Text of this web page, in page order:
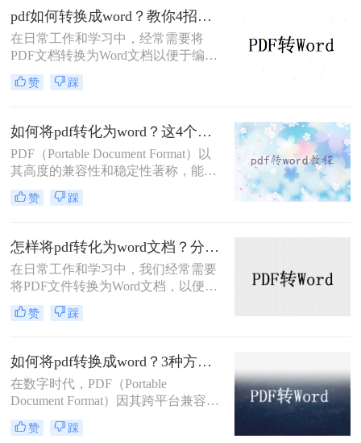
其他用户协作。那么pdf如何转换成
word呢？本文将介绍三种将PDF转换
为Word文档的方法。
pdf如何转换成word？教你4招轻松搞定！
在日常工作和学习中，经常需要将
PDF文档转换为Word文档以便于编辑
和修改。那么pdf如何转换成word呢？
下面将详细介绍几种常用的PDF转
任务。
赞 踩
如何将pdf转化为word？这4个方法让你快速操作!！
PDF（Portable Document Format）以
其高度的兼容性和稳定性著称，能够
确保文档在各种设备和平台上的显示
效果一致。然而，PDF的固定布局也
Word文档具有强大的编辑性和灵活
性，可以轻松实现对文档内容的修
改、排版和格式调整。因此，将PDF
转化为Word文档成为了许多用户的常
见需求。那么如何将pdf转化为word
呢？以下将详细介绍几种将PDF转化
赞 踩
怎样将pdf转化为word文档？分享三种实用方法！
在日常工作和学习中，我们经常需要
将PDF文件转换为Word文档，以便进
行编辑、修改或格式化。PDF文件因
其格式稳定、兼容性强而广受欢迎，
的是，有多种方法可以实现PDF到
Word的转换。那么怎样将pdf转化为
word文档呢？以下是三种常用的转换
方法，供您参考。
赞 踩
如何将pdf转换成word？3种方法帮你轻松转换！
在数字时代，PDF（Portable
Document Format）因其跨平台兼容性
和文档保真度而被广泛使用。然而，
当需要编辑PDF文件中的内容时，将
赞 踩